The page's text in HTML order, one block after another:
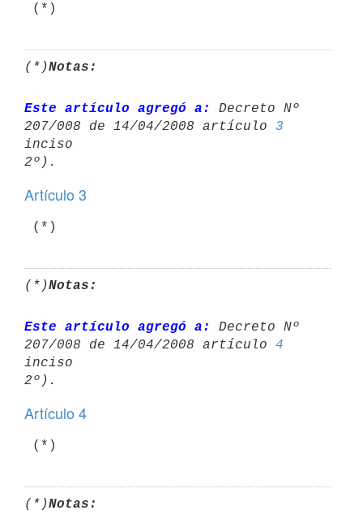
(*)
(*)Notas:
Este artículo agregó a:
Decreto Nº
207/008 de 14/04/2008 artículo 3
inciso
Artículo 3
(*)
(*)Notas:
Este artículo agregó a:
Decreto Nº
207/008 de 14/04/2008 artículo 4
inciso
Artículo 4
(*)
(*)Notas: